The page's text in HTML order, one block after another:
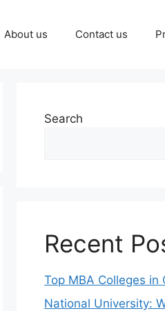
About us Contact us
Search
Recent
Top MBA Colleges in
National University: